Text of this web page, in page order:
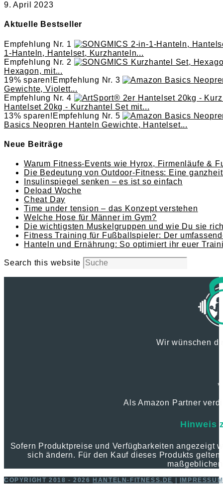
9. April 2023
Aktuelle Bestseller
Empfehlung Nr. 1
1-Hanteln, Hantelset, Kurzhanteln...
Empfehlung Nr. 2
Hexagon, mit...
19% sparen! Empfehlung Nr. 3
Gewichte, Violett...
Empfehlung Nr. 4
Hantelset 20kg - Kurzhantel Set mit...
13% sparen! Empfehlung Nr. 5
Basics Neopren Hanteln Gewichte, Hantelset...
Neue Beiträge
Warum Fitness-Events wie Hyrox, Firmenläufe &
Die Bedeutung von Outdoor-Fitness: Eine
Insulinspiegel senken – es ist so einfach
Deload Woche
Cheat Day
Time under tension – das Konzept verstehen
Welche Hose für Männer im Gym?
Die wichtigsten Muskelgruppen und wie Du sie
Fitness Training für Fußballspieler: Der
Hanteln und Ernährung: So optimiert ihr euer
Search this website
Wir wünschen
*
Als Amazon Partner
Hinweis
Sofern Produktpreise und Verfügbarkeiten angezeigt
sich ändern. Für den Kauf dieses Produkts
COPYRIGHT 2018 - 2026 HANTELN-FITNESS.DE | IMPRESSUM